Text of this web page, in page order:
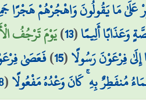
عَلَىٰ مَا يَقُولُونَ وَاهْجُرْهُمْ هَجْرًا
وَعَذَابًا أَلِيمًا(
13
)يَوْمَ تَرْجُفُ
فِرْعَوْنَ رَسُولًا(
15
)فَعَصَىٰ
مُنفَطِرٌ بِهِ ۚ كَانَ وَعْدُهُ مَفْعُولًا(